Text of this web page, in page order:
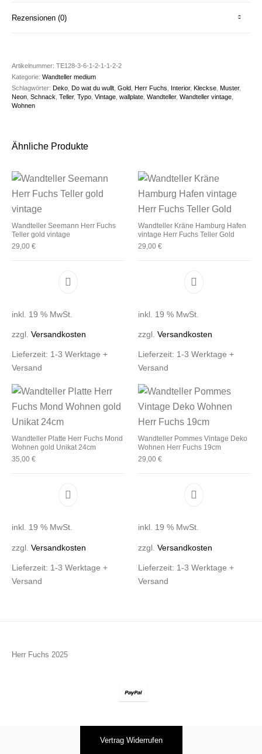
Rezensionen (0)
Artikelnummer:TE128-3-6-1-2-1-1-2-2
Kategorie:Wandteller medium
Schlagwörter:Deko ,Do wat du wullt ,Gold ,Herr Fuchs Interior,Kleckse ,Muster,
Neon ,Schnack ,Teller,Typo ,Vintage ,wallplate ,Wandteller,Wandteller vintage
Wohnen
Ähnliche Produkte
Wandteller Seemann Herr Fuchs
Teller gold vintage
29,00€
inkl. 19 % MwSt.
zzgl.Versandkosten
Lieferzeit: 1-3 Werktage +
Versand
Wandteller Kräne Hamburg Hafen
vintage Herr Fuchs Teller Gold
29,00 €
inkl. 19 % MwSt.
zzgl. Versandkosten
Lieferzeit: 1-3 Werktage +
Versand
Wandteller Platte Herr Fuchs Mond
Wohnen gold Unikat 24cm
35,00€
inkl. 19 % MwSt.
zzgl.Versandkosten
Lieferzeit: 1-3 Werktage +
Versand
Wandteller Pommes Vintage Deko
Wohnen Herr Fuchs 19cm
29,00 €
inkl. 19 % MwSt.
zzgl. Versandkosten
Lieferzeit: 1-3 Werktage +
Versand
Herr Fuchs 2025
Vertrag Widerrufen